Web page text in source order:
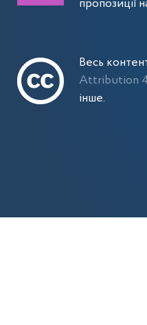
пропозиції
Весь
Attribution
інше.